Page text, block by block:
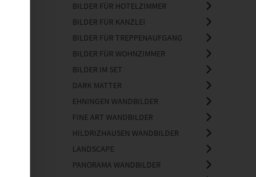
BILDER FÜR HOTELZIMMER
BILDER FÜR KANZLEI
BILDER FÜR TREPPENAUFGANG
BILDER FÜR WOHNZIMMER
BILDER IM SET
DARK MATTER
EHNINGEN WANDBILDER
FINE ART WANDBILDER
HILDRIZHAUSEN WANDBILDER
LANDSCAPE
PANORAMA WANDBILDER